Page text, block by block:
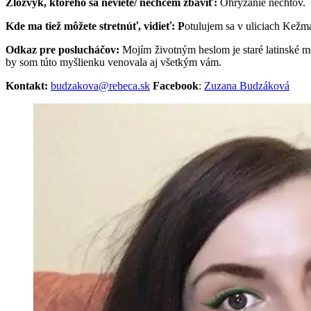
Zlozvyk, ktorého sa neviete/ nechcem zbaviť: Ohrýzanie nechtov.
Kde ma tiež môžete stretnúť, vidieť: Potulujem sa v uliciach
Odkaz pre poslucháčov:Mojím životným heslom je staré latinské
by som túto myšlienku venovala aj všetkým vám.
Kontakt: budzakova@rebeca.sk Facebook: Zuzana Budzáková